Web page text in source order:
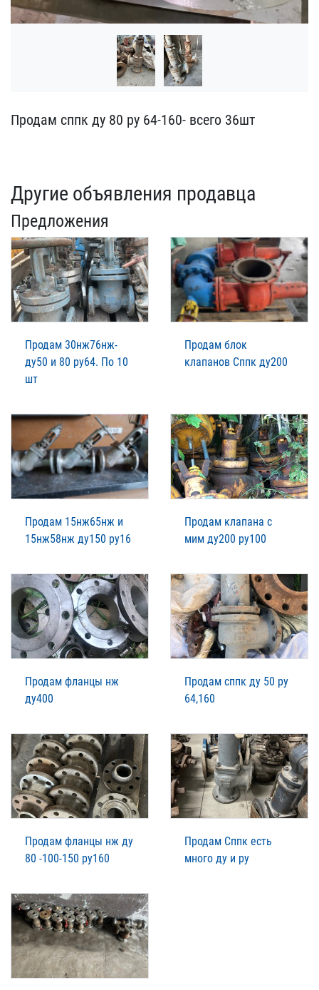
Продам сппк ду 80 ру 64-​160- всего 36шт
Другие объявления продавца
Предложения
Продам 30нж76нж-
ду50 и 80 ру64. По 10
шт
Продам блок
клапанов Сппк ду200
Продам 15нж65нж и
15нж58нж ду150 ру16
Продам клапана с
мим ду200 ру100
Продам фланцы нж
ду400
Продам сппк ду 50 ру
64,160
Продам фланцы нж ду
80 -100-150 ру160
Продам Сппк есть
много ду и ру